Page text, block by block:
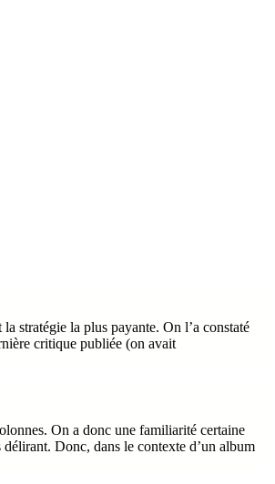
stratégie la plus payante. On l’a constaté
critique publiée (on avait
On a donc une familiarité certaine
Donc, dans le contexte d’un album